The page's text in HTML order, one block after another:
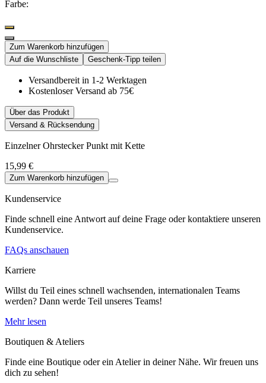
Farbe:
Zum Warenkorb hinzufügen
Auf die Wunschliste
Geschenk-Tipp teilen
Versandbereit in 1-2 Werktagen
Kostenloser Versand ab 75€
Über das Produkt
Versand & Rücksendung
Einzelner Ohrstecker Punkt mit Kette
15,99 €
Zum Warenkorb hinzufügen
Kundenservice
Finde schnell eine Antwort auf deine Frage oder kontaktiere unseren
Kundenservice.
FAQs anschauen
Karriere
Willst du Teil eines schnell wachsenden, internationalen Teams
werden? Dann werde Teil unseres Teams!
Mehr lesen
Boutiquen & Ateliers
Finde eine Boutique oder ein Atelier in deiner Nähe. Wir freuen uns
dich zu sehen!